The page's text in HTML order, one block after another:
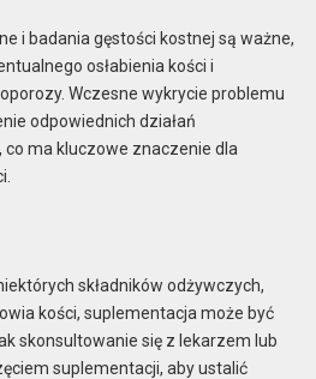
i badania gęstości kostnej są ważne,
osłabienia kości i
Wczesne wykrycie problemu
odpowiednich działań
ma kluczowe znaczenie dla
składników odżywczych,
kości, suplementacja może być
skonsultowanie się z lekarzem lub
suplementacji, aby ustalić